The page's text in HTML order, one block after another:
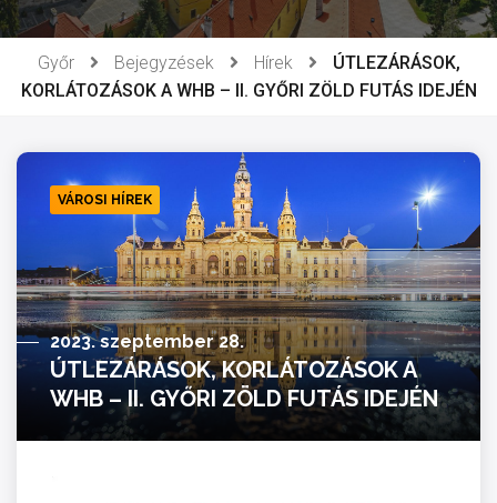
Győr Bejegyzések Hírek
ÚTLEZÁRÁSOK,
KORLÁTOZÁSOK A WHB – II. GYŐRI ZÖLD FUTÁS IDEJÉN
VÁROSI HÍREK
2023. szeptember 28.
ÚTLEZÁRÁSOK, KORLÁTOZÁSOK A
WHB – II. GYŐRI ZÖLD FUTÁS IDEJÉN